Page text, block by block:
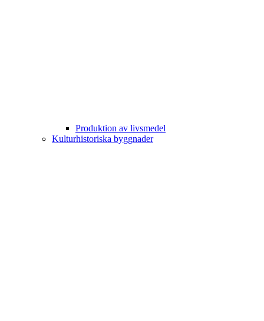
Produktion av livsmedel
Kulturhistoriska byggnader